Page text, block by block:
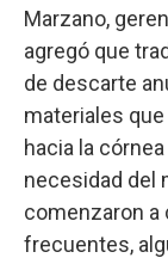
Marzano,
agregó que
de descarte
materiales
hacia la
necesidad del
comenzaron a
frecuentes,